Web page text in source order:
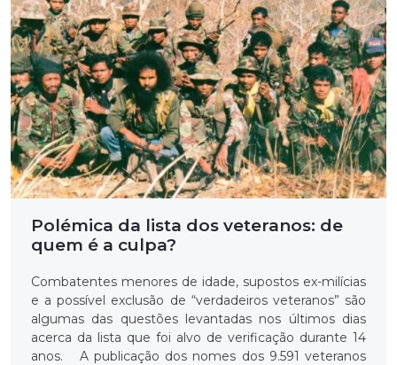
Polémica da lista dos veteranos: de
quem é a culpa?
Combatentes menores de idade, supostos ex-milícias
e a possível exclusão de “verdadeiros veteranos” são
algumas das questões levantadas nos últimos dias
acerca da lista que foi alvo de verificação durante 14
anos. A publicação dos nomes dos 9.591 veteranos